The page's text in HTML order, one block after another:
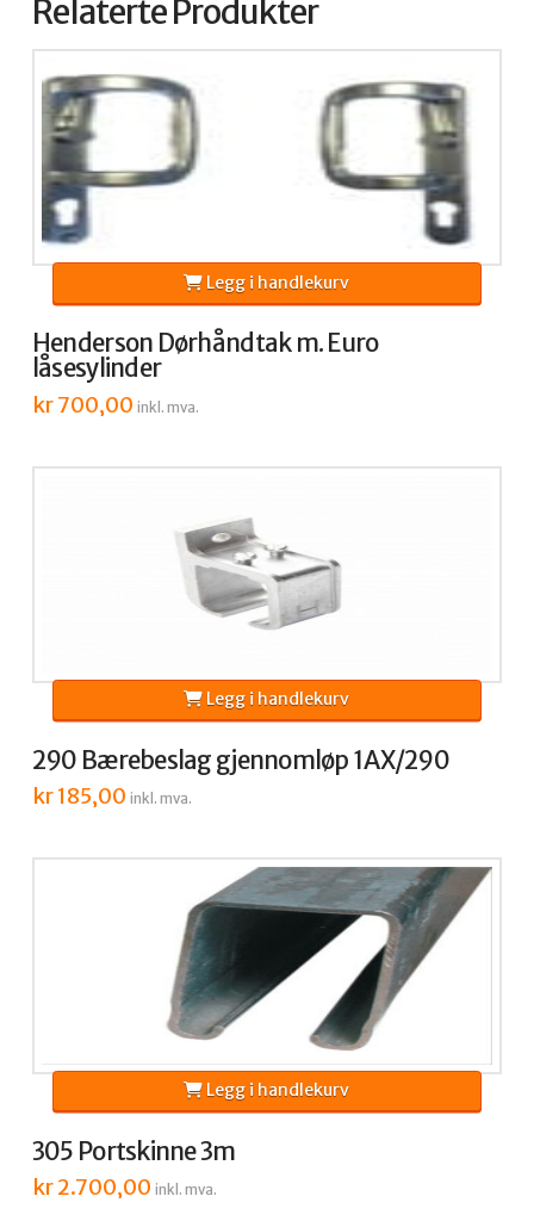
Relaterte Produkter
Henderson Dørhåndtak m. Euro
låsesylinder
kr700,00 inkl. mva.
Legg i handlekurv
290 Bærebeslag gjennomløp 1AX/290
kr185,00 inkl. mva.
Legg i handlekurv
305 Portskinne 3m
kr2.700,00 inkl. mva.
Legg i handlekurv